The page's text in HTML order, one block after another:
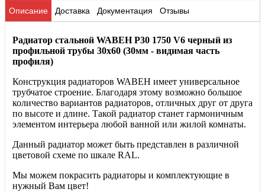
Описание Доставка Документация Отзывы
Радиатор стальной WABEH P30 1750 V6 черный из
профильной трубы 30х60 (30мм - видимая часть
профиля)
Конструкция радиаторов WABEH имеет универсальное
трубчатое строение. Благодаря этому возможно большое
количество вариантов радиаторов, отличных друг от друга
по высоте и длине. Такой радиатор станет гармоничным
элементом интерьера любой ванной или жилой комнаты.
Данный радиатор может быть представлен в различной
цветовой схеме по шкале RAL.
Мы можем покрасить радиаторы и комплектующие в
нужный Вам цвет!